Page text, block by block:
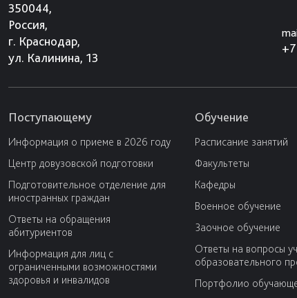
350044,
Россия,
г. Краснодар,
ул. Калинина, 13
Поступающему
Информация о приеме в 2026 году
Центр довузовской подготовки
Подготовительное отделение для
иностранных граждан
Ответы на обращения
абитуриентов
Информация для лиц с
ограниченными возможностями
здоровья и инвалидов
Обучение
Расписание занятий
Факультеты
Кафедры
Военное обучение
Заочное обучение
Ответы на вопросы
образовательного
Портфолио